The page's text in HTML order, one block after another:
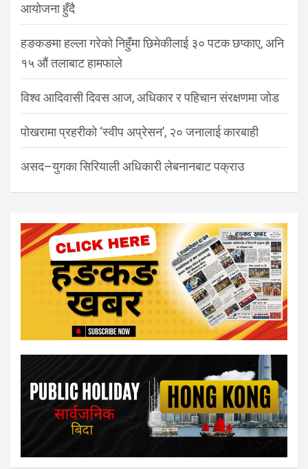
आयोजना हुँदै
हङकङमा हल्ला गरेको निहुँमा छिमेकीलाई ३० पटक छप्काए, अनि
१५ औं तलाबाट हामफाले
विश्व आदिवासी दिवस आज, अधिकार र पहिचान संरक्षणमा जोड
पोखरामा प्रहरीको ‘स्वीप अप्रेसन’, २० जनालाई कारबाही
असद–युगका सिरियाली अधिकारी लेबनानबाट पक्राउ